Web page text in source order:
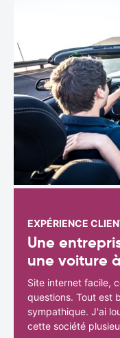
EXPÉRIENCE
Une
une voiture
Site internet facile,
questions. Tout est
sympathique. J'ai
cette société